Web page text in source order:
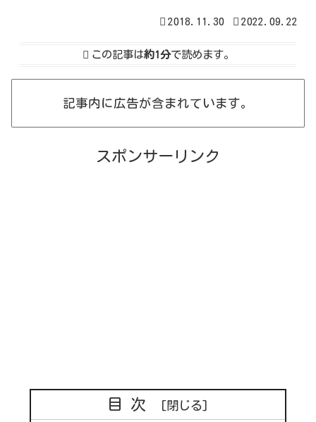
2018.11.30 2022.09.22
この記事は約1分で読めます。
記事内に広告が含まれています。
スポンサーリンク
目次